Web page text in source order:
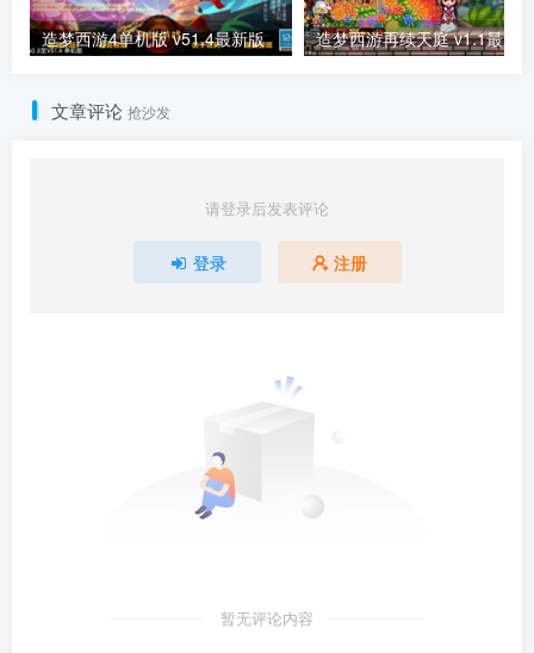
造梦西游4单机版 v51.4最新版 造梦西游再续天庭 v1.1最新
文章评论 抢沙发
请登录后发表评论
登录 注册
暂无评论内容